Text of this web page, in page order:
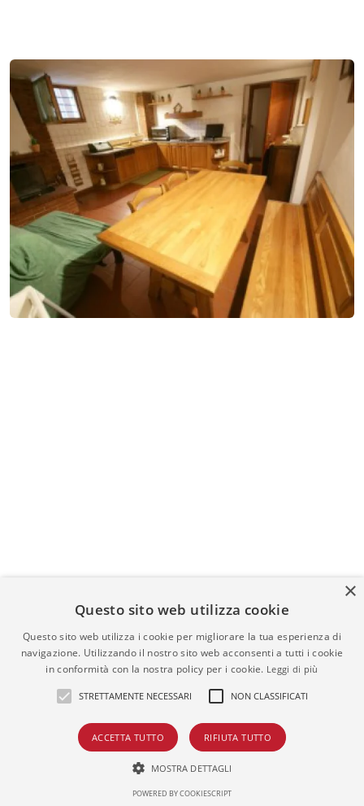
×
Questo sito web utilizza cookie
Questo sito web utilizza i cookie per migliorare la tua esperienza di
navigazione. Utilizzando il nostro sito web acconsenti a tutti i cookie
in conformità con la nostra policy per i cookie. Leggi di più
STRETTAMENTE NECESSARI NON CLASSIFICATI
ACCETTA TUTTO RIFIUTA TUTTO
MOSTRA DETTAGLI
POWERED BY COOKIESCRIPT